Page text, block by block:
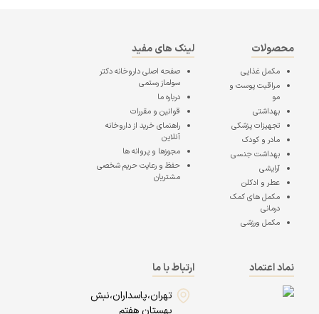
محصولات
مکمل غذایی
مراقبت پوست و
مو
بهداشتی
تجهیزات پزشکی
مادر و کودک
بهداشت جنسی
آرایشی
عطر و ادکلن
مکمل های کمک
درمانی
مکمل ورزشی
لینک های مفید
صفحه اصلیداروخانه دکتر
سولماز رستمی
درباره ما
قوانین و مقررات
راهنمای خرید از داروخانه
آنلاین
مجوزها و پروانه ها
حفظ و رعایت حریم شخصی
مشتریان
نماد اعتماد
ارتباط با ما
تهران،پاسداران،نبش
بهستان هفتم